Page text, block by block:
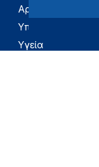
Αρχική
Υπουργείο
Υγεία